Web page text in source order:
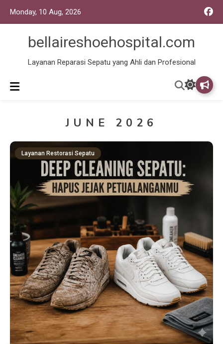
Monday, 10 Aug, 2026
bellaireshoehospital.com
Layanan Reparasi Sepatu yang Ahli dan Profesional
JUNE 2026
Layanan Restorasi Sepatu